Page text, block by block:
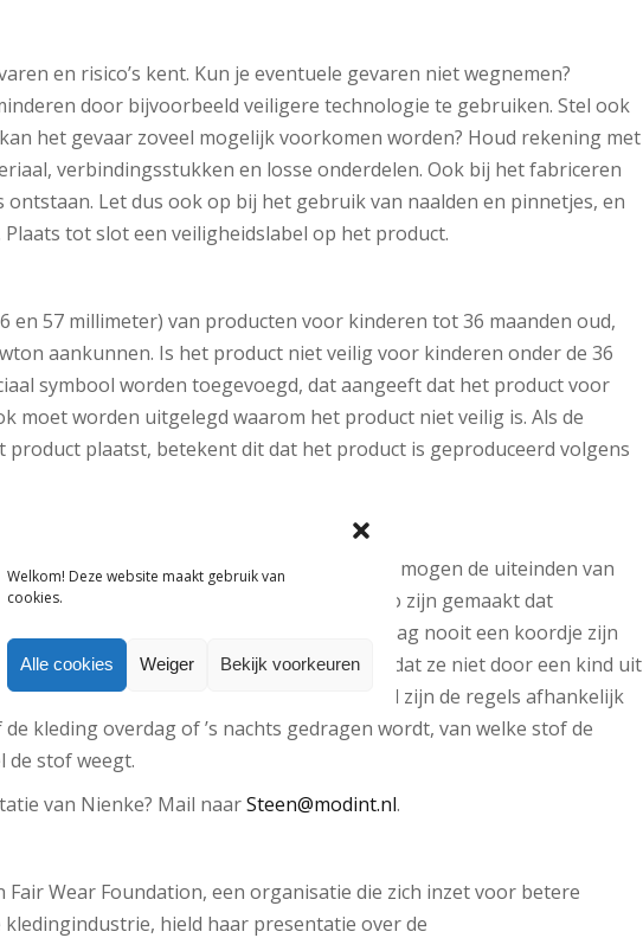
Welkom! Deze website maakt gebruik van
cookies.
Alle cookies Weiger Bekijk voorkeuren
en risico’s kent. Kun je eventuele gevaren niet wegnemen?
door bijvoorbeeld veiligere technologie te gebruiken. Stel ook
het gevaar zoveel mogelijk voorkomen worden? Houd rekening met
verbindingsstukken en losse onderdelen. Ook bij het fabriceren
ontstaan. Let dus ook op bij het gebruik van naalden en pinnetjes, en
tot slot een veiligheidslabel op het product.
en 57 millimeter) van producten voor kinderen tot 36 maanden oud,
aankunnen. Is het product niet veilig voor kinderen onder de 36
symbool worden toegevoegd, dat aangeeft dat het product voor
moet worden uitgelegd waarom het product niet veilig is. Als de
product plaatst, betekent dit dat het product is geproduceerd volgens
touwtjes en koordjes aan kinderkleding. Zo mogen de uiteinden van
bevatten. Wel moeten de uiteinden zo zijn gemaakt dat
rafelen. Aan de achterkant van een top mag nooit een koordje zijn
altijd aan een product vastzitten, zodat ze niet door een kind uit
getrokken. Wat betreft de brandveiligheid zijn de regels afhankelijk
kleding overdag of ’s nachts gedragen wordt, van welke stof de
de stof weegt.
van Nienke? Mail naarSteen@modint.nl.
Fair Wear Foundation, een organisatie die zich inzet voor betere
hield haar presentatie over de